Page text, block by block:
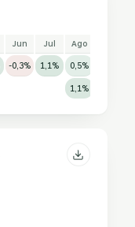
Jun Jul Ago
-0,3% 1,1% 0,5%
1,1%